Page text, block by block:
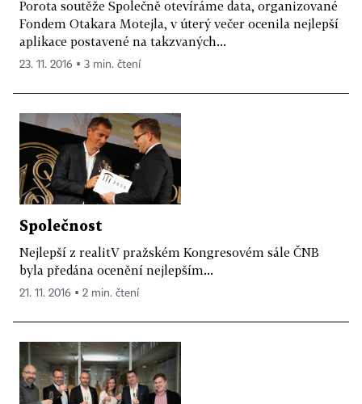
Porota soutěže Společně otevíráme data, organizované
Fondem Otakara Motejla, v úterý večer ocenila nejlepší
aplikace postavené na takzvaných...
23. 11. 2016 ▪ 3 min. čtení
Společnost
Nejlepší z realitV pražském Kongresovém sále ČNB
byla předána ocenění nejlepším...
21. 11. 2016 ▪ 2 min. čtení